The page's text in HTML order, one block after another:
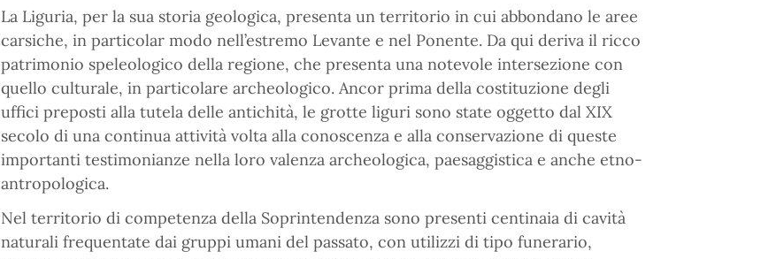
La Liguria, per la sua storia geologica, presenta un territorio in cui abbondano le aree
carsiche, in particolar modo nell’estremo Levante e nel Ponente. Da qui deriva il ricco
patrimonio speleologico della regione, che presenta una notevole intersezione con
quello culturale, in particolare archeologico. Ancor prima della costituzione degli
uffici preposti alla tutela delle antichità, le grotte liguri sono state oggetto dal XIX
secolo di una continua attività volta alla conoscenza e alla conservazione di queste
importanti testimonianze nella loro valenza archeologica, paesaggistica e anche etno-
antropologica.
Nel territorio di competenza della Soprintendenza sono presenti centinaia di cavità
naturali frequentate dai gruppi umani del passato, con utilizzi di tipo funerario,